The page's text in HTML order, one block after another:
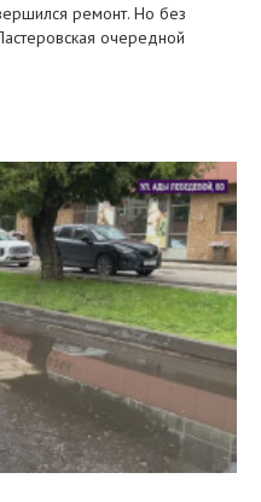
ремонт. Но без
очередной